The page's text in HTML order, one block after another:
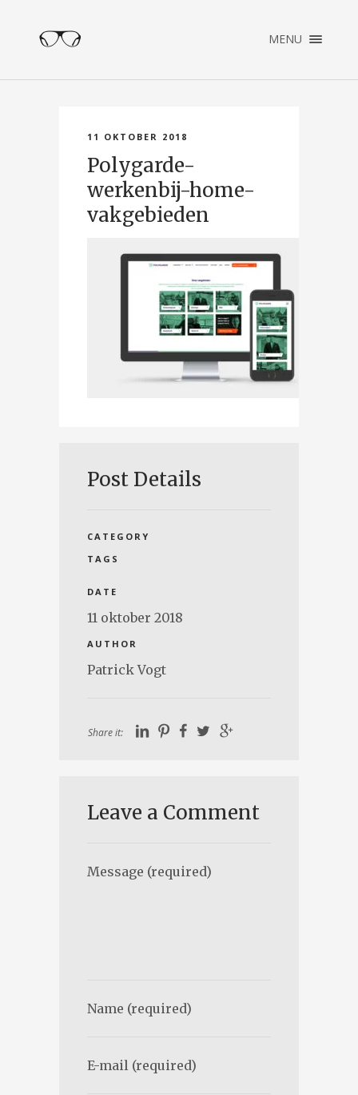
MENU ×
ENGLISH
NEDERLANDS
11 OKTOBER 2018
Polygarde-
werkenbij-home-
vakgebieden
Post Details
CATEGORY
TAGS
DATE
11 oktober 2018
AUTHOR
Patrick Vogt
Share it:
Leave a Comment